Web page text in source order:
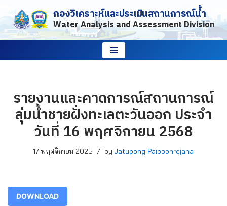
Skip
to
กองวิเคราะห์และประเมินสถานการณ์น้ำ
Water Analysis and Assessment Division
รายงานและคาดการณ์สถานการณ์
ลุ่มน้ำชายฝั่งทะเลตะวันออก ประจำ
วันที่ 16 พฤศจิกายน 2568
17 พฤศจิกายน 2025 by Jatupong Paiboonrojana
DOWNLOAD